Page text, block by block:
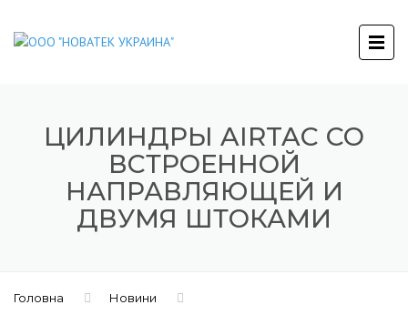
ЦИЛИНДРЫ AIRTAC СО
ВСТРОЕННОЙ
НАПРАВЛЯЮЩЕЙ И
ДВУМЯ ШТОКАМИ
Головна
Новини